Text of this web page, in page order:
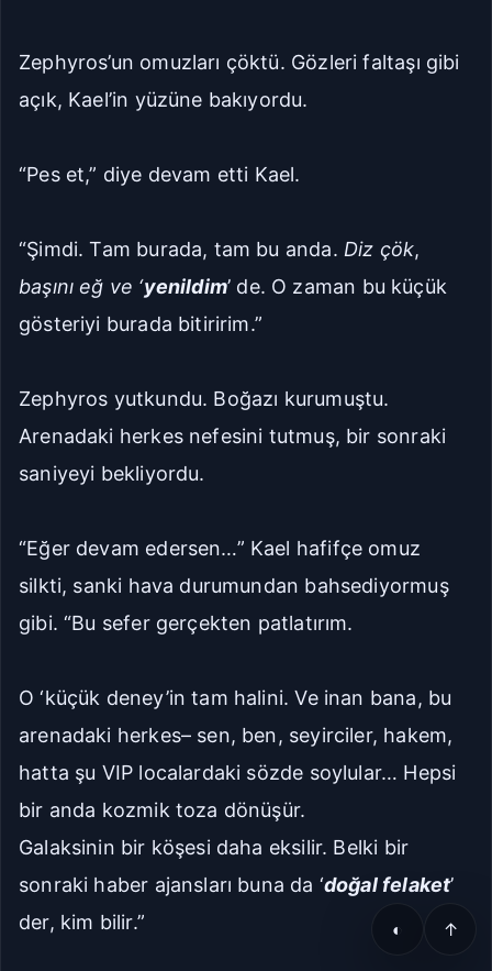
Zephyros’un omuzları çöktü. Gözleri faltaşı gibi
açık, Kael’in yüzüne bakıyordu.
“Pes et,” diye devam etti Kael.
“Şimdi. Tam burada, tam bu anda. Diz çök,
başını eğ ve ‘yenildim’ de. O zaman bu küçük
gösteriyi burada bitiririm.”
Zephyros yutkundu. Boğazı kurumuştu.
Arenadaki herkes nefesini tutmuş, bir sonraki
saniyeyi bekliyordu.
“Eğer devam edersen…” Kael hafifçe omuz
silkti, sanki hava durumundan bahsediyormuş
gibi. “Bu sefer gerçekten patlatırım.
O ‘küçük deney’in tam halini. Ve inan bana, bu
arenadaki herkes– sen, ben, seyirciler, hakem,
hatta şu VIP localardaki sözde soylular… Hepsi
bir anda kozmik toza dönüşür.
Galaksinin bir köşesi daha eksilir. Belki bir
sonraki haber ajansları buna da ‘doğal felaket’
der, kim bilir.”
◐ ↑